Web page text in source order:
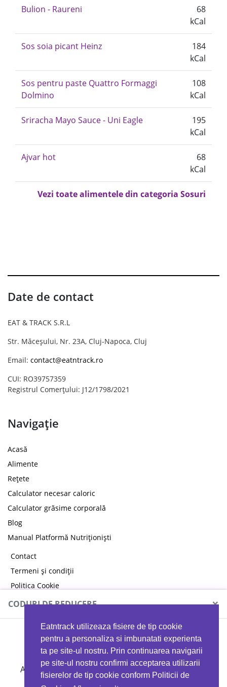
Eatntrack utilizeaza fisiere de tip cookie
pentru a personaliza si imbunatati experienta
ta pe site-ul nostru. Prin continuarea navigarii
pe site-ul nostru confirmi acceptarea utilizarii
fisierelor de tip cookie conform Politicii de
Bulion - Raureni
68
kCal
Sos soia picant Heinz
184
kCal
Sos pentru paste Quattro Formaggi
Dolmino
108
kCal
Sriracha Mayo Sauce - Uni Eagle
195
kCal
Ajvar hot
68
kCal
Vezi toate alimentele din categoria Sosuri
Date de contact
EAT & TRACK S.R.L
Str. Măceșului, Nr. 23A, Cluj-Napoca, Cluj
Email: contact@eatntrack.ro
CUI: RO39757359
Registrul Comerțului: J12/1798/2021
Navigație
Acasă
Alimente
Rețete
Calculator necesar caloric
Calculator grăsime corporală
Blog
Manual Platformă Nutriționiști
Contact
Termeni și condiții
Politica Cookie
Politica de confidențialitate
CODURI DE REDUCERE ×
MYPROTEIN
Ai 40%reducere la orice comandă folosind codul
EATTRACK